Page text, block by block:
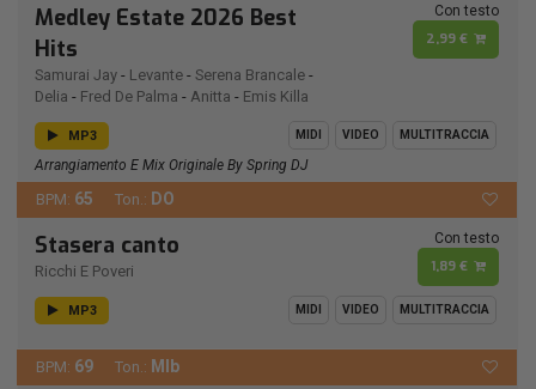
Medley Estate 2026 Best
Hits
Samurai Jay - Levante - Serena Brancale -
Delia - Fred De Palma - Anitta - Emis Killa
Con testo
2,99 €
MP3 MIDI VIDEO MULTITRACCIA
Arrangiamento E Mix Originale By Spring DJ
BPM: 65 Ton.: DO
Stasera canto
Ricchi E Poveri
Con testo
1,89 €
MP3 MIDI VIDEO MULTITRACCIA
BPM: 69 Ton.: MIb